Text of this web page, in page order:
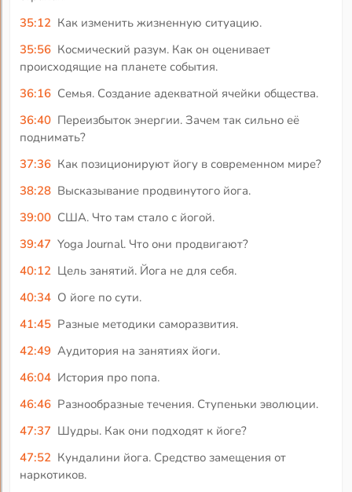
35:12 Как изменить жизненную ситуацию.
35:56 Космический разум. Как он оценивает
происходящие на планете события.
36:16 Семья. Создание адекватной ячейки общества.
36:40 Переизбыток энергии. Зачем так сильно её
поднимать?
37:36 Как позиционируют йогу в современном мире?
38:28 Высказывание продвинутого йога.
39:00 США. Что там стало с йогой.
39:47 Yoga Journal. Что они продвигают?
40:12 Цель занятий. Йога не для себя.
40:34 О йоге по сути.
41:45 Разные методики саморазвития.
42:49 Аудитория на занятиях йоги.
46:04 История про попа.
46:46 Разнообразные течения. Ступеньки эволюции.
47:37 Шудры. Как они подходят к йоге?
47:52 Кундалини йога. Средство замещения от
наркотиков.